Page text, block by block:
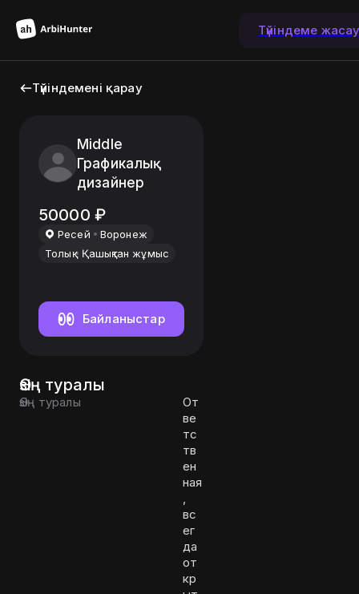
Түйіндеме
Түйіндемені қарау
Middle
Графикалық
дизайнер
50000 ₽
Ресей
Воронеж
Толық
Қашықтан жұмыс
Байланыстар
Өзің туралы
Өзің туралы
От
ве
тс
тв
ен
ная
,
вс
ег
да
от
кр